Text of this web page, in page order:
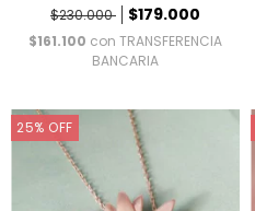
$230.000
$179.000
$161.100 con TRANSFERENCIA
BANCARIA
25% OFF